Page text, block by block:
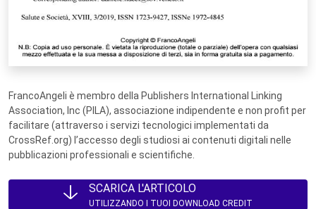
FrancoAngeli è membro della Publishers International Linking
Association, Inc (PILA), associazione indipendente e non profit per
facilitare (attraverso i servizi tecnologici implementati da
CrossRef.org) l’accesso degli studiosi ai contenuti digitali nelle
pubblicazioni professionali e scientifiche.
SCARICA L'ARTICOLO
UTILIZZANDO I TUOI DOWNLOAD CREDIT